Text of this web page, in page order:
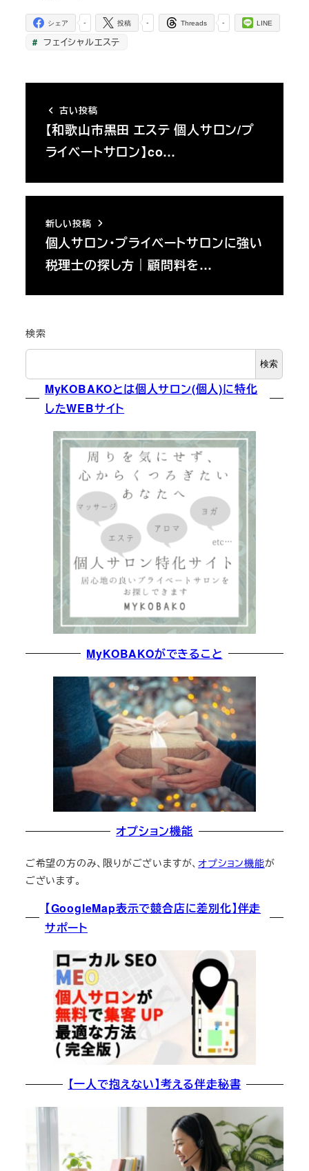
-
シェア -
投稿 -
Threads LINE
フェイシャルエステ
古い投稿
【和歌山市黒田 エステ 個人サロン/プ
ライベートサロン】co…
新しい投稿
個人サロン・プライベートサロンに強い
税理士の探し方｜顧問料を…
検索
検索
MyKOBAKOとは個人サロン(個人)に特化
したWEBサイト
MyKOBAKOができること
オプション機能
ご希望の方のみ、限りがございますが、オプション機能が
ございます。
【GoogleMap表示で競合店に差別化】伴走
サポート
【一人で抱えない】考える伴走秘書